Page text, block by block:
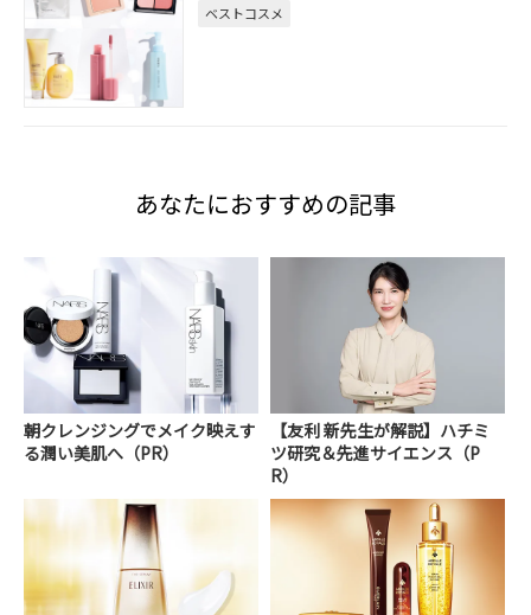
ベストコスメ
あなたにおすすめの記事
朝クレンジングでメイク映えす
る潤い美肌へ（PR）
【友利 新先生が解説】ハチミ
ツ研究＆先進サイエンス（P
R）